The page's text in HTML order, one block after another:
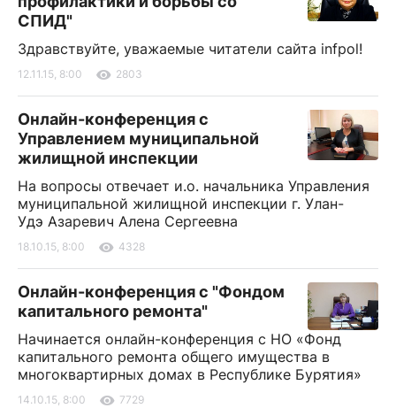
СПИД"
Здравствуйте, уважаемые читатели сайта infpol!
12.11.15, 8:00 2803
Онлайн-конференция с
Управлением муниципальной
жилищной инспекции
На вопросы отвечает и.о. начальника Управления
муниципальной жилищной инспекции г. Улан-
Удэ Азаревич Алена Сергеевна
18.10.15, 8:00 4328
Онлайн-конференция с "Фондом
капитального ремонта"
Начинается онлайн-конференция с НО «Фонд
капитального ремонта общего имущества в
многоквартирных домах в Республике Бурятия»
14.10.15, 8:00 7729